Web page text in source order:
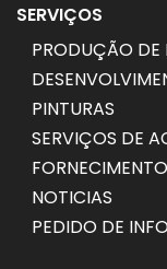
SERVIÇOS
PRODUÇÃO
PINTURAS
SERVIÇOS DE
NOTICIAS
PEDIDO DE